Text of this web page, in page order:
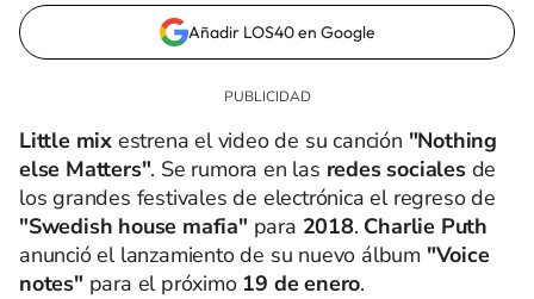
Añadir LOS40 en Google
Little mix estrena el video de su canción "Nothing
else Matters". Se rumora en las redes socialesde
los grandes festivales de electrónica el regreso de
"Swedish house mafia" para 2018. Charlie Puth
anunció el lanzamiento de su nuevo álbum "Voice
notes" para el próximo 19 de enero.